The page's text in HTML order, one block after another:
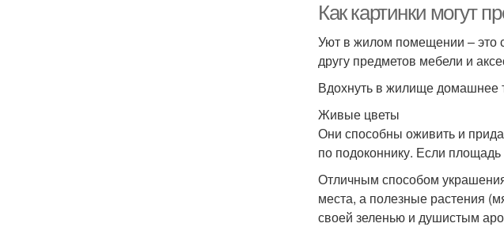
Как картинки могут
Уют в жилом помещении – это
другу предметов мебели и
Вдохнуть в жилище домашнее
Живые цветы
Они способны оживить и
по подоконнику. Если
Отличным способом
места, а полезные растения
своей зеленью и душистым